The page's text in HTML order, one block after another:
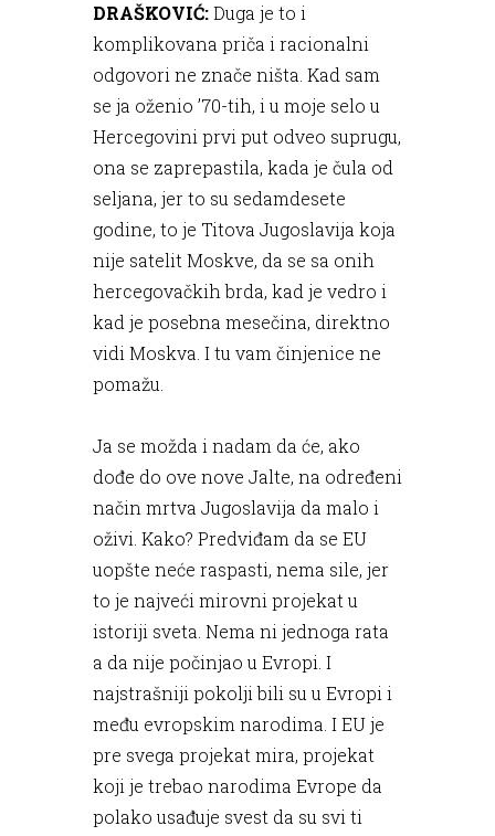
DRAŠKOVIĆ:Duga je to i
komplikovana priča i racionalni
odgovori ne znače ništa. Kad sam
se ja oženio ’70-tih, i u moje selo u
Hercegovini prvi put odveo suprugu,
ona se zaprepastila, kada je čula od
seljana, jer to su sedamdesete
godine, to je Titova Jugoslavija koja
nije satelit Moskve, da se sa onih
hercegovačkih brda, kad je vedro i
kad je posebna mesečina, direktno
vidi Moskva. I tu vam činjenice ne
pomažu.
Ja se možda i nadam da će, ako
dođe do ove nove Jalte, na određeni
način mrtva Jugoslavija da malo i
oživi. Kako? Predviđam da se EU
uopšte neće raspasti, nema sile, jer
to je najveći mirovni projekat u
istoriji sveta. Nema ni jednoga rata
a da nije počinjao u Evropi. I
najstrašniji pokolji bili su u Evropi i
među evropskim narodima. I EU je
pre svega projekat mira, projekat
koji je trebao narodima Evrope da
polako usađuje svest da su svi ti